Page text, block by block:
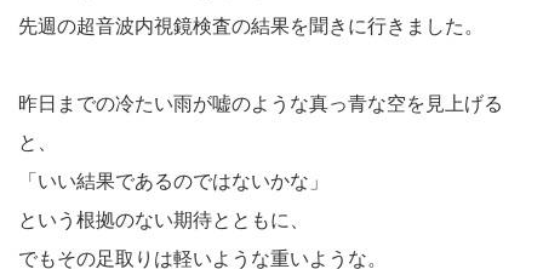
先週の超音波内視鏡検査の結果を聞きに行きました。
昨日までの冷たい雨が嘘のような真っ青な空を見上げる
と、
「いい結果であるのではないかな」
という根拠のない期待とともに、
でもその足取りは軽いような重いような。